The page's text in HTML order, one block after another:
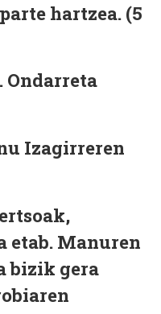
hartzea. (5
Ondarreta
Izagirreren
etab. Manuren
bizik gera